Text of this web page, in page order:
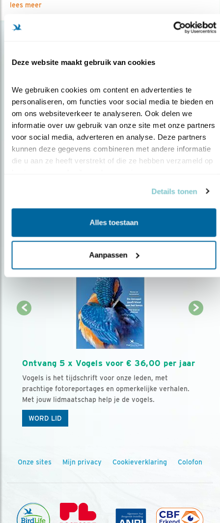
Deze website maakt gebruik van cookies
We gebruiken cookies om content en advertenties te
personaliseren, om functies voor social media te bieden en
om ons websiteverkeer te analyseren. Ook delen we
informatie over uw gebruik van onze site met onze partners
voor social media, adverteren en analyse. Deze partners
kunnen deze gegevens combineren met andere informatie
die u aan ze heeft verstrekt of die ze hebben verzameld op
Details tonen
Alles toestaan
Aanpassen
lees meer
Op de hoogte blijven?
over vogels en activiteiten van Vogelbescherming.
AANMELDEN VOGELNIEUWS
Ontvang 5 x Vogels voor € 36,00 per jaar
Vogels is het tijdschrift voor onze leden, met
prachtige fotoreportages en opmerkelijke verhalen.
Met jouw lidmaatschap help je de vogels.
WORD LID
Onze sites Mijn privacy Cookieverklaring Colofon